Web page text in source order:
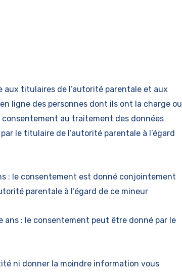
aux titulaires de l’autorité parentale et aux
ligne des personnes dont ils ont la charge ou
consentement au traitement des données
le titulaire de l’autorité parentale à l’égard
: le consentement est donné conjointement
parentale à l’égard de ce mineur
ans : le consentement peut être donné par le
ni donner la moindre information vous